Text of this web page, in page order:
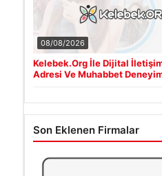
08/08/2026
Kelebek.Org İle Dijital
Adresi Ve Muhabbet
Son Eklenen Firmalar